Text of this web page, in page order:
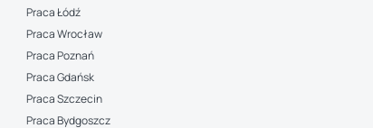
Praca Łódź
Praca Wrocław
Praca Poznań
Praca Gdańsk
Praca Szczecin
Praca Bydgoszcz